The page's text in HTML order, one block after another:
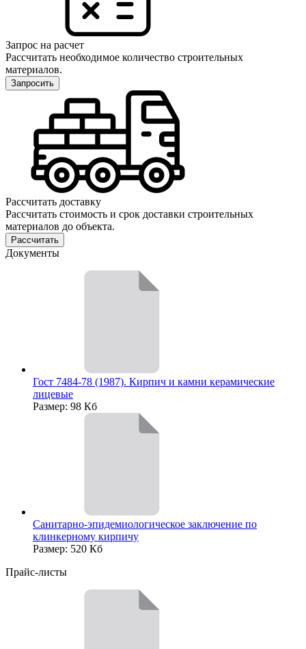
Запрос на расчет
Рассчитать необходимое количество строительных
материалов.
Запросить
Рассчитать доставку
Рассчитать стоимость и срок доставки строительных
материалов до объекта.
Рассчитать
Документы
Гост 7484-78 (1987). Кирпич и камни керамические
лицевые
Размер: 98 Кб
Санитарно-эпидемиологическое заключение по
клинкерному кирпичу
Размер: 520 Кб
Прайс-листы